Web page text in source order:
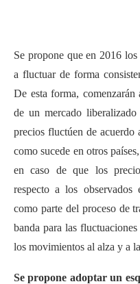
Se propone que en 2016
a fluctuar de forma
De esta forma, comenzarán
de un mercado
precios fluctúen de acuerdo
como sucede en otros
en caso de que los
respecto a los
como parte del proceso de
banda para las
los movimientos al alza y a
Se propone adoptar un